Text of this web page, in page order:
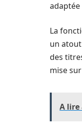
La
un
des
mise
A lire